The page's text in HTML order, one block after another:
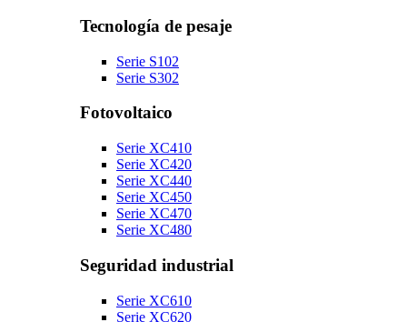
Tecnología de pesaje
Serie S102
Serie S302
Fotovoltaico
Serie XC410
Serie XC420
Serie XC440
Serie XC450
Serie XC470
Serie XC480
Seguridad industrial
Serie XC610
Serie XC620